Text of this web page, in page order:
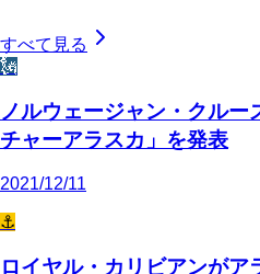
すべて見る
🗽
ノルウェージャン・クルー
チャーアラスカ」を発表
2021/12/11
⚓
ロイヤル・カリビアンがア